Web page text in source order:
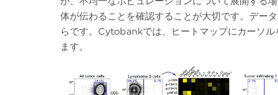
体が伝わることを確認することが大切です。デー
らです。Cytobankでは、ヒートマップにカーソ
ます。